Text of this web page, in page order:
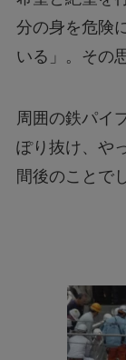
分の身を危険
いる」。その
周囲の鉄パイ
ぽり抜け、や
間後のことで